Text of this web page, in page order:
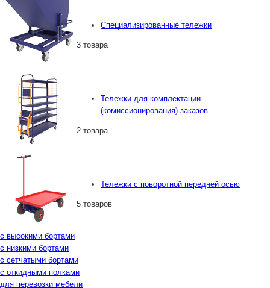
Специализированные тележки
3 товара
Тележки для комплектации
(комиссионирования) заказов
2 товара
Тележки с поворотной передней осью
5 товаров
с высокими бортами
с низкими бортами
с сетчатыми бортами
с откидными полками
для перевозки мебели